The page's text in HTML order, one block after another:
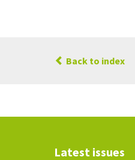
Back to index
Latest issues